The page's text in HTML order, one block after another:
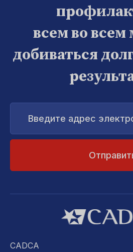
всем во всем
добиваться
Введите
адрес
электронной
CADCA